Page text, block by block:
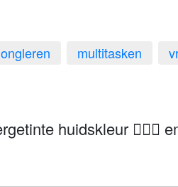
multitasken
huidskleur 🤹🏾‍♀️